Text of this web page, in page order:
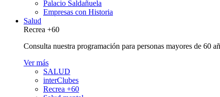
Palacio Saldañuela
Empresas con Historia
Salud
Recrea +60
Consulta nuestra programación para personas mayores de 60
Ver más
SALUD
interClubes
Recrea +60